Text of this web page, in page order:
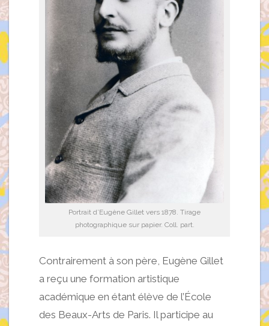
Portrait d’Eugène Gillet vers 1878. Tirage
photographique sur papier. Coll. part.
Contrairement à son père, Eugène Gillet
a reçu une formation artistique
académique en étant élève de l’École
des Beaux-Arts de Paris. Il participe au